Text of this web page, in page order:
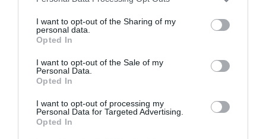
I want to opt-out of the Sharing of my
personal data.
Opted In
I want to opt-out of the Sale of my
Personal Data.
Opted In
I want to opt-out of processing my
Personal Data for Targeted Advertising.
Opted In
«Τα ΔΗΠΕΘΕ είναι
ζωντανά κύτταρα
πολιτισμού στην
Περιφέρεια»